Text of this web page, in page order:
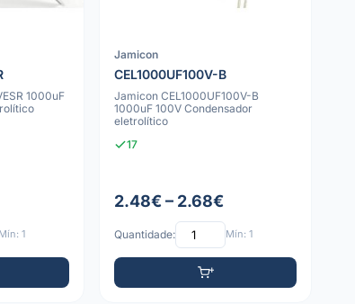
1000uF
Mín: 1
Jamicon
CEL1000UF100V-B
Jamicon CEL1000UF100V-B
1000uF 100V Condensador
eletrolítico
17
2.48€ – 2.68€
Quantidade: Mín: 1